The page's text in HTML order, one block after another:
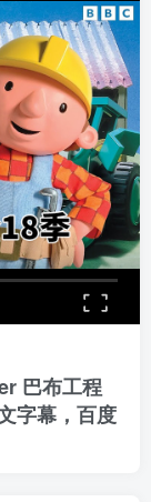
巴布工程
字幕，百度